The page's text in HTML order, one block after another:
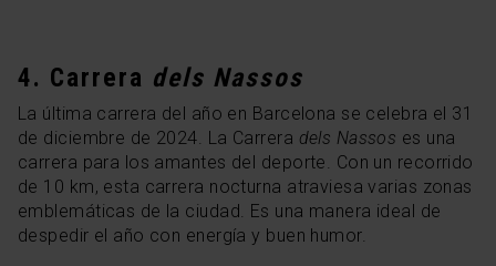
4. Carrera dels Nassos
La última carrera del año en Barcelona se celebra el 31
de diciembre de 2024. La Carrera dels Nassos es una
carrera para los amantes del deporte. Con un recorrido
de 10 km, esta carrera nocturna atraviesa varias zonas
emblemáticas de la ciudad. Es una manera ideal de
despedir el año con energía y buen humor.